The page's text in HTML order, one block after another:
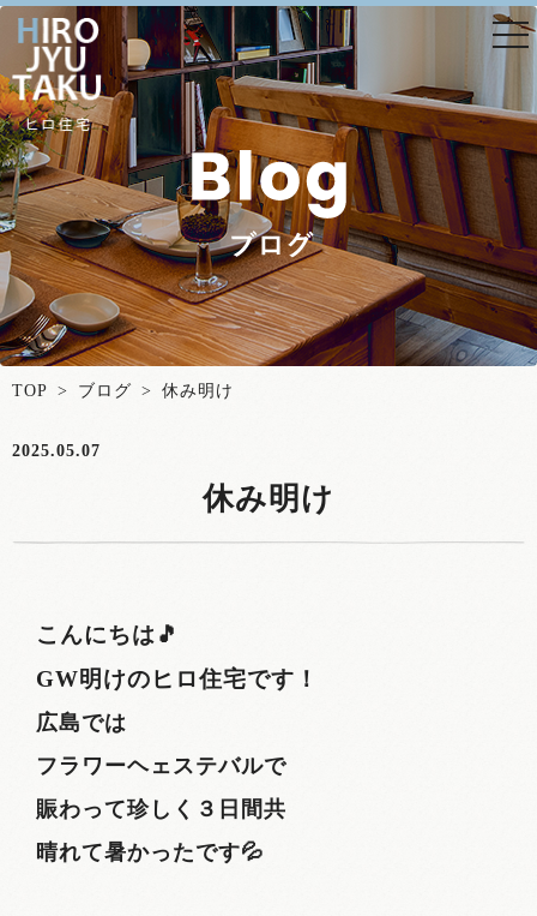
TOP > ブログ > 休み明け
2025.05.07
休み明け
こんにちは🎵
GW明けのヒロ住宅です！
広島では
フラワーヘェステバルで
賑わって珍しく３日間共
晴れて暑かったです💦